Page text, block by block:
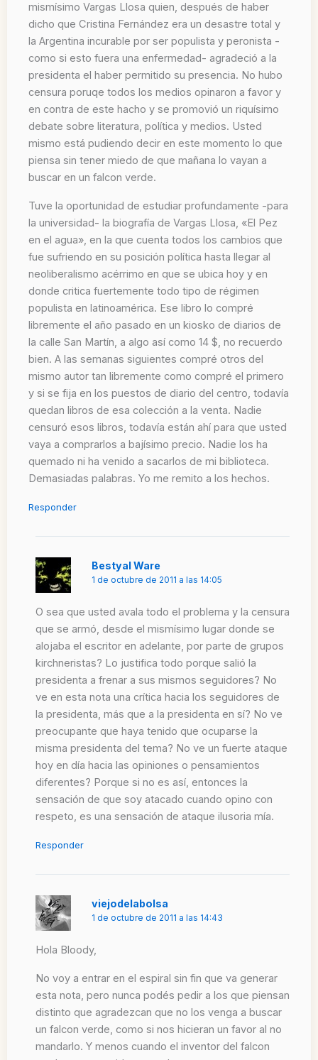
mismísimo Vargas Llosa quien, después de haber
dicho que Cristina Fernández era un desastre total y
la Argentina incurable por ser populista y peronista -
como si esto fuera una enfermedad- agradeció a la
presidenta el haber permitido su presencia. No hubo
censura poruqe todos los medios opinaron a favor y
en contra de este hacho y se promovió un riquísimo
debate sobre literatura, política y medios. Usted
mismo está pudiendo decir en este momento lo que
piensa sin tener miedo de que mañana lo vayan a
buscar en un falcon verde.
Tuve la oportunidad de estudiar profundamente -para
la universidad- la biografía de Vargas Llosa, «El Pez
en el agua», en la que cuenta todos los cambios que
fue sufriendo en su posición política hasta llegar al
neoliberalismo acérrimo en que se ubica hoy y en
donde critica fuertemente todo tipo de régimen
populista en latinoamérica. Ese libro lo compré
libremente el año pasado en un kiosko de diarios de
la calle San Martín, a algo así como 14 $, no recuerdo
bien. A las semanas siguientes compré otros del
mismo autor tan libremente como compré el primero
y si se fija en los puestos de diario del centro, todavía
quedan libros de esa colección a la venta. Nadie
censuró esos libros, todavía están ahí para que usted
vaya a comprarlos a bajísimo precio. Nadie los ha
quemado ni ha venido a sacarlos de mi biblioteca.
Demasiadas palabras. Yo me remito a los hechos.
Responder
Bestyal Ware
1 de octubre de 2011 a las 14:05
O sea que usted avala todo el problema y la censura
que se armó, desde el mismísimo lugar donde se
alojaba el escritor en adelante, por parte de grupos
kirchneristas? Lo justifica todo porque salió la
presidenta a frenar a sus mismos seguidores? No
ve en esta nota una crítica hacia los seguidores de
la presidenta, más que a la presidenta en sí? No ve
preocupante que haya tenido que ocuparse la
misma presidenta del tema? No ve un fuerte ataque
hoy en día hacia las opiniones o pensamientos
diferentes? Porque si no es así, entonces la
sensación de que soy atacado cuando opino con
respeto, es una sensación de ataque ilusoria mía.
Responder
viejodelabolsa
1 de octubre de 2011 a las 14:43
Hola Bloody,
No voy a entrar en el espiral sin fin que va generar
esta nota, pero nunca podés pedir a los que piensan
distinto que agradezcan que no los venga a buscar
un falcon verde, como si nos hicieran un favor al no
mandarlo. Y menos cuando el inventor del falcon